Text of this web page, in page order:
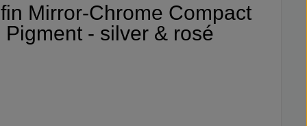
Mirror-Chrome Compact
Pigment - silver & rosé